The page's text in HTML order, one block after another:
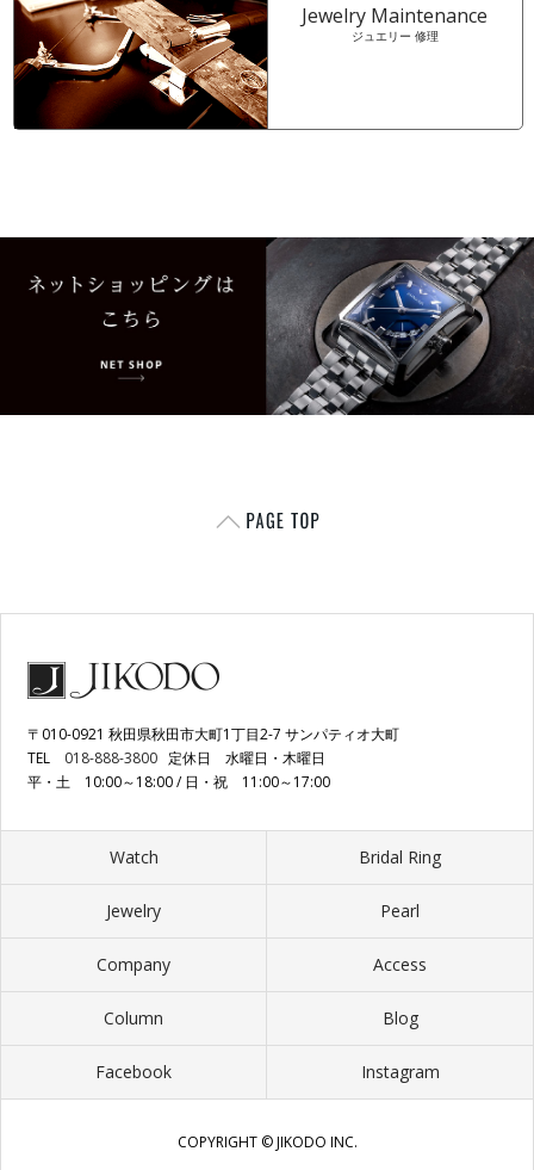
Jewelry Maintenance
ジュエリー 修理
〒010-0921 秋田県秋田市大町1丁目2-7 サンパティオ大町
TEL 018-888-3800 定休日 水曜日・木曜日
平・土 10:00～18:00 / 日・祝 11:00～17:00
Watch Bridal Ring
Jewelry Pearl
Company Access
Column Blog
Facebook Instagram
COPYRIGHT © JIKODO INC.